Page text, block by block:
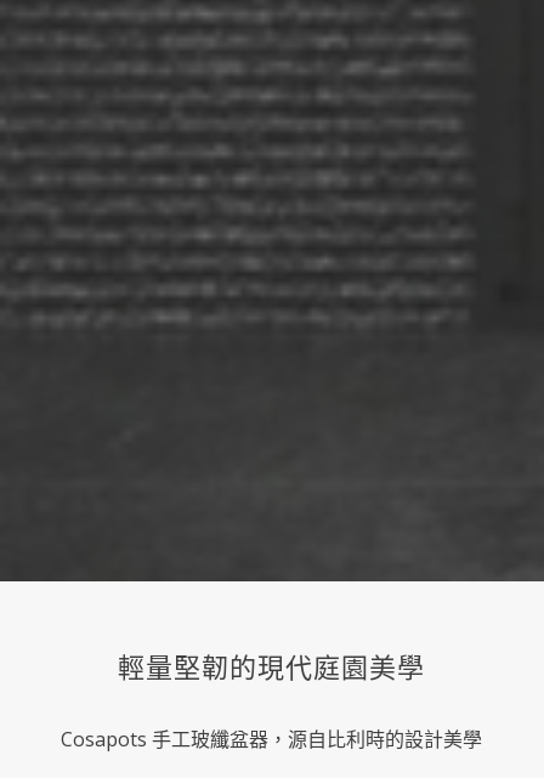
輕量堅韌的現代庭園美學
Cosapots 手工玻纖盆器，源自比利時的設計美學